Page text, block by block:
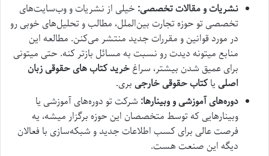
نشریات و مقالات تخصصی: خیلی از نشریات و وب‌سایت‌های
تخصصی تو حوزه تجارت بین‌الملل، مطالب و تحلیل‌های خوبی رو
در مورد قوانین و مقررات جدید منتشر می‌کنن. مطالعه این
منابع میتونه دیدت رو نسبت به مسائل بازتر کنه. حتی میتونی
برای عمیق شدن بیشتر، سراغخرید کتاب‌ های حقوقی زبان
اصلییاکتاب حقوقی خارجیبری.
دوره‌های آموزشی و وبینارها: شرکت تو دوره‌های آموزشی یا
وبینارهایی که توسط متخصصان این حوزه برگزار میشه، یه
فرصت عالی برای کسب اطلاعات جدید و شبکه‌سازی با فعالان
دیگه این صنعت هست.